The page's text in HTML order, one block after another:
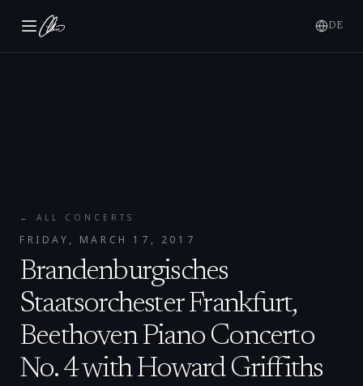
DE
← ALL CONCERTS
FRIDAY, MARCH 17, 2017
Brandenburgisches
Staatsorchester Frankfurt,
Beethoven Piano Concerto
No. 4 with Howard Griffiths